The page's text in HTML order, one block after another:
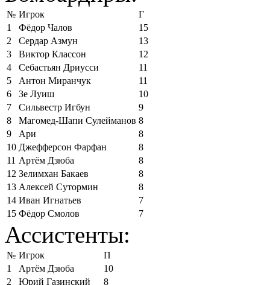
№ Игрок
Г
1
Фёдор Чалов
15
2
Сердар Азмун
13
3
Виктор Классон
12
4
Себастьян Дриусси
11
5
Антон Миранчук
11
6
Зе Луиш
10
7
Сильвестр Игбун
9
8
Магомед-Шапи Сулейманов 8
9
Ари
8
10 Джефферсон Фарфан
8
11 Артём Дзюба
8
12 Зелимхан Бакаев
8
13 Алексей Сутормин
8
14 Иван Игнатьев
7
15 Фёдор Смолов 7
Ассистенты:
№ Игрок
П
1
Артём Дзюба
10
2
Юрий Газинский
8